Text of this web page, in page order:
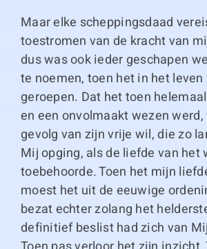
Maar elke scheppingsdaad
toestromen van de kracht van
dus was ook ieder geschapen
te noemen, toen het in het leven
geroepen. Dat het toen
en een onvolmaakt wezen
gevolg van zijn vrije wil, die zo
Mij opging, als de liefde van het
toebehoorde. Toen het mijn
moest het uit de eeuwige
bezat echter zolang het
definitief beslist had zich van